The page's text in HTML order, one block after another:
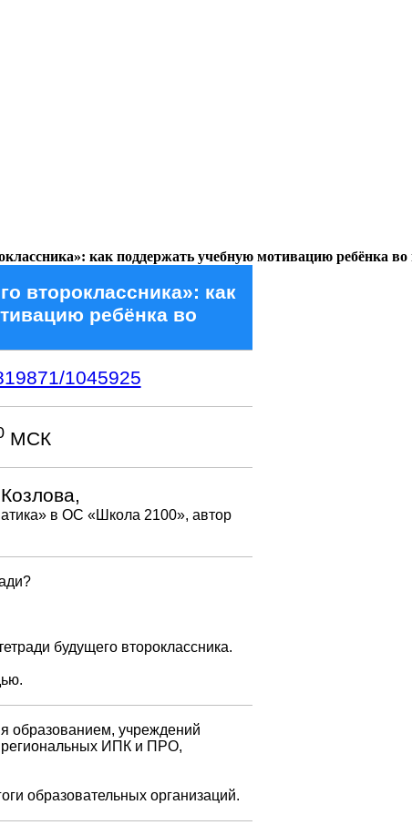
как поддержать учебную мотивацию ребёнка
второклассника»: как
ребёнка во
1045925
МСК
в ОС «Школа 2100», автор
будущего второклассника.
образованием, учреждений
региональных ИПК и ПРО,
образовательных организаций.